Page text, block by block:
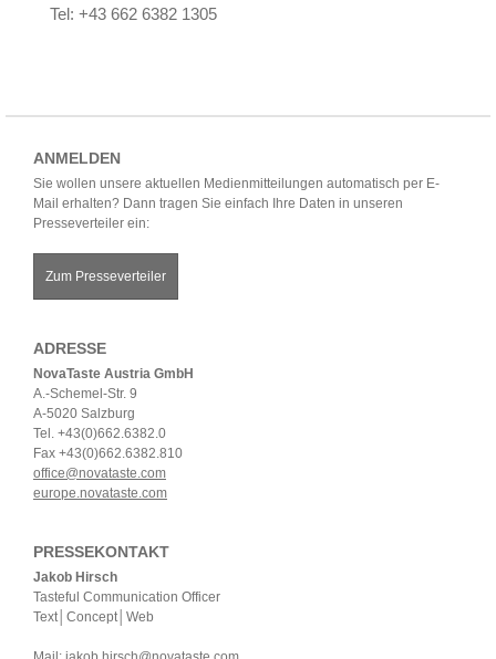
Tel: +43 662 6382 1305
ANMELDEN
Sie wollen unsere aktuellen Medienmitteilungen automatisch per E-
Mail erhalten? Dann tragen Sie einfach Ihre Daten in unseren
Presseverteiler ein:
Zum Presseverteiler
ADRESSE
NovaTaste Austria GmbH
A.-Schemel-Str. 9
A-5020 Salzburg
Tel. +43(0)662.6382.0
Fax +43(0)662.6382.810
office@novataste.com
europe.novataste.com
PRESSEKONTAKT
Jakob Hirsch
Tasteful Communication Officer
Text│Concept│Web